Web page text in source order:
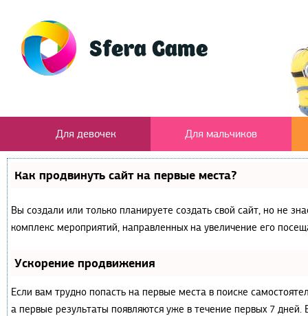
Для девочек Для мальчиков
Как продвинуть сайт на первые места?
Вы создали или только планируете создать свой сайт, но не
комплекс мероприятий, направленных на увеличение его
Ускорение продвижения
Если вам трудно попасть на первые места в поиске
а первые результаты появляются уже в течение первых 7